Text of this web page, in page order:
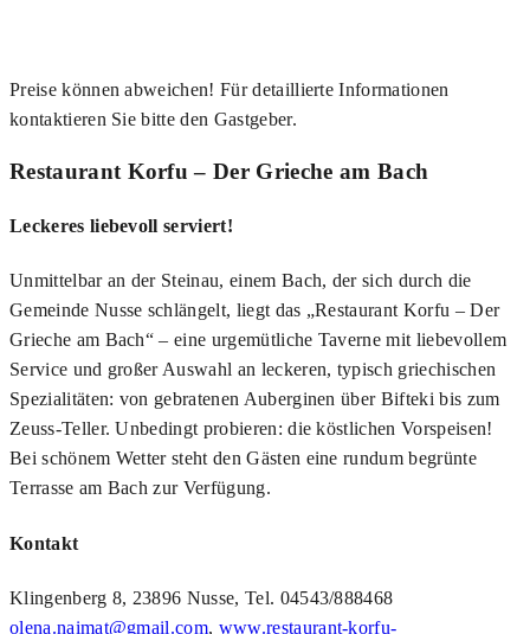
Preise können abweichen! Für detaillierte Informationen
kontaktieren Sie bitte den Gastgeber.
Restaurant Korfu – Der Grieche am Bach
Leckeres liebevoll serviert!
Unmittelbar an der Steinau, einem Bach, der sich durch die
Gemeinde Nusse schlängelt, liegt das „Restaurant Korfu – Der
Grieche am Bach“ – eine urgemütliche Taverne mit liebevollem
Service und großer Auswahl an leckeren, typisch griechischen
Spezialitäten: von gebratenen Auberginen über Bifteki bis zum
Zeuss-Teller. Unbedingt probieren: die köstlichen Vorspeisen!
Bei schönem Wetter steht den Gästen eine rundum begrünte
Terrasse am Bach zur Verfügung.
Kontakt
Klingenberg 8, 23896 Nusse, Tel. 04543/888468
olena.naimat@gmail.com, www.restaurant-korfu-